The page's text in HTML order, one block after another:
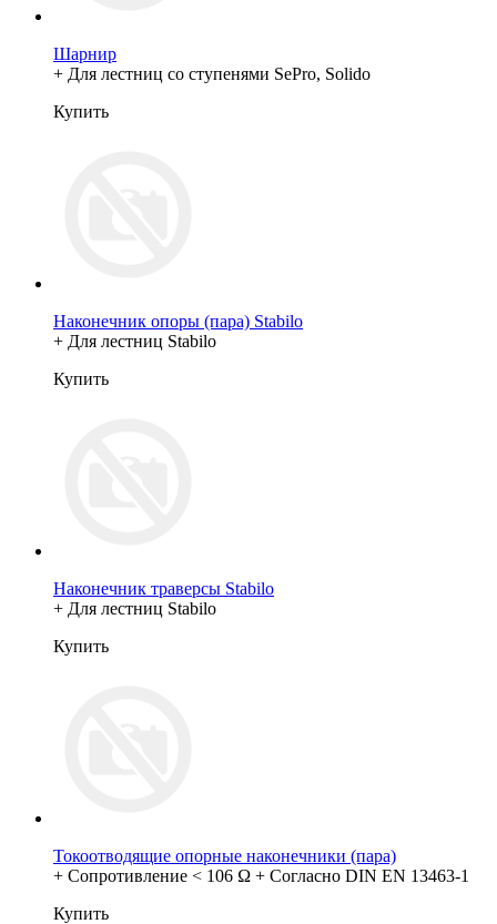
Шарнир
+ Для лестниц со ступенями SePro, Solido
Купить
Наконечник опоры (пара) Stabilo
+ Для лестниц Stabilo
Купить
Наконечник траверсы Stabilo
+ Для лестниц Stabilo
Купить
Токоотводящие опорные наконечники (пара)
+ Сопротивление < 106 Ω + Согласно DIN EN 13463-1
Купить